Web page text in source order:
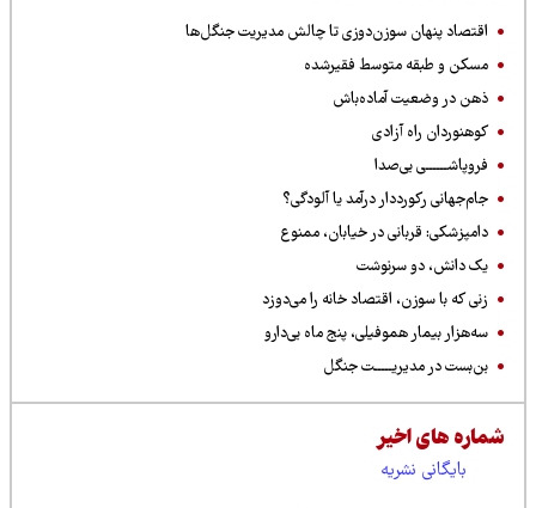
اقتصاد پنهان سوزن‌دوزی تا چالش مدیریت جنگل‌ها
مسکن و طبقه متوسط فقیرشده
ذهن در وضعیت آماده‌باش
کوهنوردان راه آزادی
فروپاشــــــی بی‌صدا
جام‌جهانی رکورددار درآمد یا آلودگی؟
دامپزشکی: قربانی در خیابان، ممنوع
یک دانش، دو سرنوشت
زنی که با سوزن، اقتصاد خانه را می‌دوزد
سه‌هزار بیمار هموفیلی، پنج ماه بی‌دارو
بن‌بست در مدیریـــــت جنگل
شماره های اخیر
بایگانی نشریه